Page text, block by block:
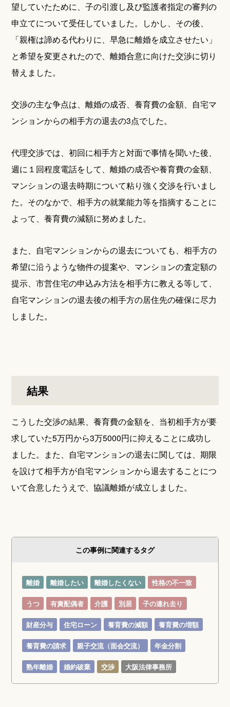
望していたために、子の引渡し及び監護者指定の審判の
申立てについて受任していました。しかし、その後、
「親権は諦める代わりに、早急に離婚を成立させたい」
と希望を変更されたので、離婚合意に向けた交渉に切り
替えました。
交渉の主な争点は、離婚の成否、養育費の金額、自宅マ
ンションからの相手方の退去の3点でした。
代理交渉では、初回に相手方と対面で事情を聞いた後、
週に１回程度電話をして、離婚の成否や養育費の金額、
マンションの退去時期について粘り強く交渉を行いまし
た。そのなかで、相手方の就業能力等を指摘することに
よって、養育費の減額に努めました。
また、自宅マンションからの退去についても、相手方の
希望に沿うような物件の提案や、マンションの査定額の
提示、市営住宅の申込み方法を相手方に教える等して、
自宅マンションの退去後の相手方の居住先の確保に尽力
しました。
結果
こうした交渉の結果、養育費の金額を、当初相手方が要
求していた5万円から3万5000円に抑えることに成功し
ました。また、自宅マンションの退去に関しては、期限
を設けて相手方が自宅マンションから退去することにつ
いて合意したうえで、協議離婚が成立しました。
この事例に関連するタグ
離婚 離婚したい 離婚したくない 性格の不一致
うつ 有責配偶者 介護 別居 子の連れ去り
財産分与 住宅ローン 養育費の減額 養育費の増額
養育費の請求 親子交流（面会交流） 年金分割
熟年離婚 婚約破棄 交渉 大阪法律事務所